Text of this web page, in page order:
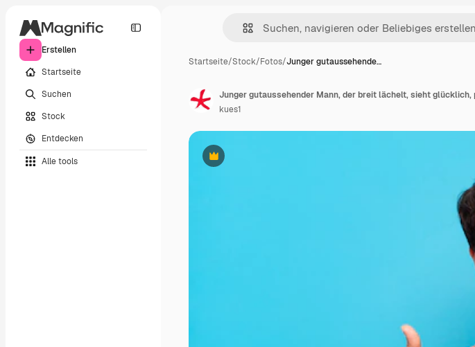
Erstellen
Startseite
Suchen
Stock
Entdecken
Alle tools
Startseite/Stock/Fotos/Junger gutaussehende…
Premium
kues1